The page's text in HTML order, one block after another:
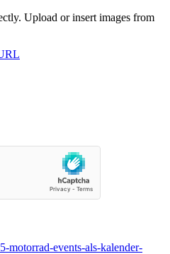
Upload or insert images from
motorrad-events-als-kalender-